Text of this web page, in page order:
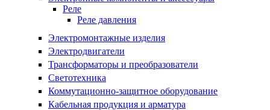
Реле
Реле давления
Электромонтажные изделия
Электродвигатели
Трансформаторы и преобразователи
Светотехника
Коммутационно-защитное оборудование
Кабельная продукция и арматура